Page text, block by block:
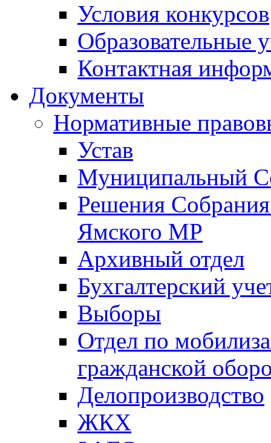
Условия конкурсов
Образовательные
Контактная
Документы
Нормативные
Устав
Муниципальный
Решения
Ямского МР
Архивный отдел
Бухгалтерский
Выборы
Отдел по
гражданской
Делопроизводство
ЖКХ